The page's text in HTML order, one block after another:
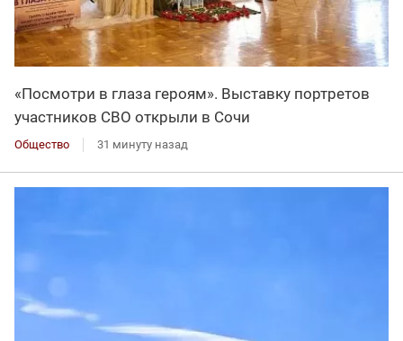
«Посмотри в глаза героям». Выставку портретов
участников СВО открыли в Сочи
Общество 31 минуту назад